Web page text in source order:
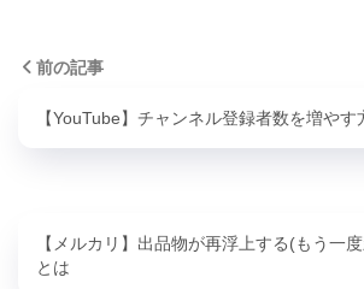
前の記事
【YouTube】チャンネル登録者数を増やす
【メルカリ】出品物が再浮上する(もう一
とは